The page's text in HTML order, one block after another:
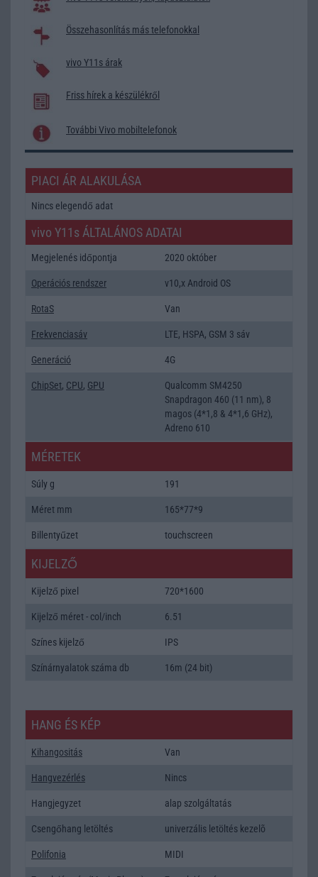
Összehasonlítás más telefonokkal
vivo Y11s árak
Friss hírek a készülékről
További Vivo mobiltelefonok
PIACI ÁR ALAKULÁSA
Nincs elegendő adat
vivo Y11s ÁLTALÁNOS ADATAI
Megjelenés időpontja 2020 október
Operációs rendszer v10,x Android OS
RotaS Van
Frekvenciasáv LTE, HSPA, GSM 3 sáv
Generáció 4G
ChipSet, CPU, GPU
Qualcomm SM4250
Snapdragon 460 (11 nm), 8
magos (4*1,8 & 4*1,6 GHz),
Adreno 610
MÉRETEK
Súly g 191
Méret mm 165*77*9
Billentyűzet touchscreen
KIJELZŐ
Kijelző pixel 720*1600
Kijelző méret - col/inch 6.51
Színes kijelző IPS
Színárnyalatok száma db 16m (24 bit)
HANG ÉS KÉP
Kihangositás Van
Hangvezérlés Nincs
Hangjegyzet alap szolgáltatás
Csengőhang letöltés univerzális letöltés kezelõ
Polifonia MIDI